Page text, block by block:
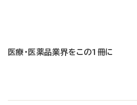
医療・医薬品業界をこの1冊に